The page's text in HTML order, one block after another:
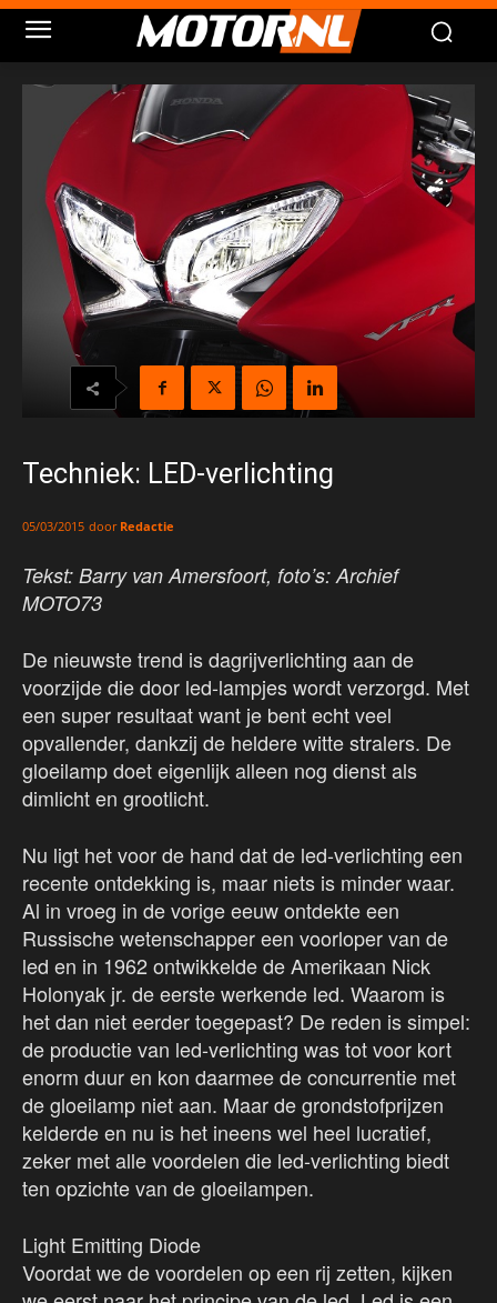
Techniek: LED-verlichting
05/03/2015 door Redactie
Tekst: Barry van Amersfoort, foto’s: Archief
MOTO73
De nieuwste trend is dagrijverlichting aan de
voorzijde die door led-lampjes wordt verzorgd. Met
een super resultaat want je bent echt veel
opvallender, dankzij de heldere witte stralers. De
gloeilamp doet eigenlijk alleen nog dienst als
dimlicht en grootlicht.
Nu ligt het voor de hand dat de led-verlichting een
recente ontdekking is, maar niets is minder waar.
Al in vroeg in de vorige eeuw ontdekte een
Russische wetenschapper een voorloper van de
led en in 1962 ontwikkelde de Amerikaan Nick
Holonyak jr. de eerste werkende led. Waarom is
het dan niet eerder toegepast? De reden is simpel:
de productie van led-verlichting was tot voor kort
enorm duur en kon daarmee de concurrentie met
de gloeilamp niet aan. Maar de grondstofprijzen
kelderde en nu is het ineens wel heel lucratief,
zeker met alle voordelen die led-verlichting biedt
ten opzichte van de gloeilampen.
Light Emitting Diode
Voordat we de voordelen op een rij zetten, kijken